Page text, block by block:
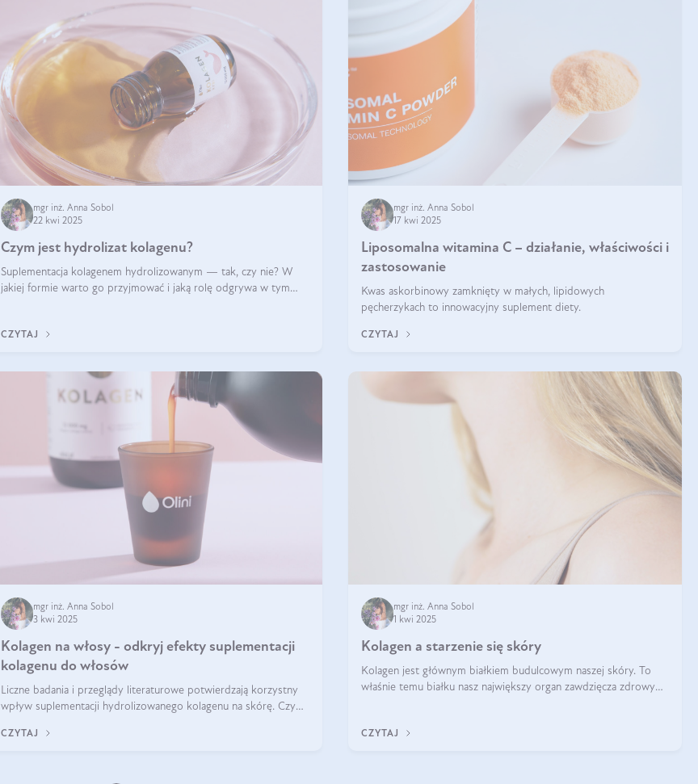
mgr inż. Anna Sobol
22 kwi 2025
Czym jest hydrolizat kolagenu?
Suplementacja kolagenem hydrolizowanym — tak, czy nie? W
jakiej formie warto go przyjmować i jaką rolę odgrywa w tym
CZYTAJ
mgr inż. Anna Sobol
17 kwi 2025
Liposomalna witamina C – działanie, właściwości i
zastosowanie
Kwas askorbinowy zamknięty w małych, lipidowych
pęcherzykach to innowacyjny suplement diety.
CZYTAJ
mgr inż. Anna Sobol
3 kwi 2025
Kolagen na włosy - odkryj efekty suplementacji
kolagenu do włosów
Liczne badania i przeglądy literaturowe potwierdzają korzystny
wpływ suplementacji hydrolizowanego kolagenu na skórę. Czy
CZYTAJ
mgr inż. Anna Sobol
1 kwi 2025
Kolagen a starzenie się skóry
Kolagen jest głównym białkiem budulcowym naszej skóry. To
właśnie temu białku nasz największy organ zawdzięcza zdrowy
CZYTAJ